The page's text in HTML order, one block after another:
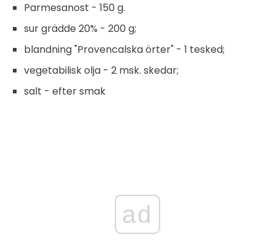
Parmesanost - 150 g.
sur grädde 20% - 200 g;
blandning "Provencalska örter" - 1 tesked;
vegetabilisk olja - 2 msk. skedar;
salt - efter smak
ad